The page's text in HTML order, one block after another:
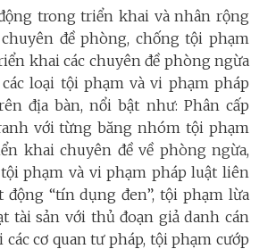
trong triển khai và nhân rộng
đề phòng, chống tội phạm
khai các chuyên đề phòng ngừa
loại tội phạm và vi phạm pháp
địa bàn, nổi bật như: Phân cấp
với từng băng nhóm tội phạm
khai chuyên đề về phòng ngừa,
phạm và vi phạm pháp luật liên
động “tín dụng đen”, tội phạm lừa
tài sản với thủ đoạn giả danh cán
các cơ quan tư pháp, tội phạm cướp